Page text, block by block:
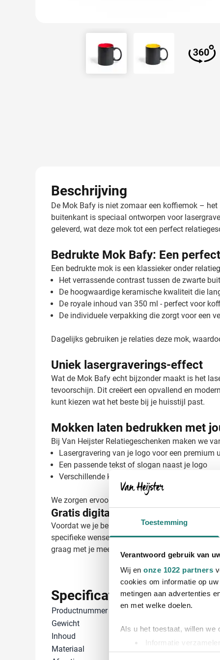
Toestemming
Verantwoord gebruik van
Wij en onze 1022 partners
cookies om informatie op
metingen aan advertenties
en met welke doelen.
Als u het toestaat, willen we
Informatie
Uw apparaat
Beschrijving
De Mok Bafy is niet zomaar een koffiemok –
buitenkant is speciaal ontworpen voor
geleverd, wat deze mok tot een perfect
Bedrukte Mok Bafy: Een
Een bedrukte mok is een klassieker onder
Het verrassende contrast tussen de zwarte
De hoogwaardige keramische kwaliteit die
De royale inhoud van 350 ml - perfect voor
De individuele verpakking die zorgt voor een
Dagelijks gebruiken je relaties deze mok,
Uniek lasergraverings-effect
Wat de Mok Bafy echt bijzonder maakt is het
tevoorschijn. Dit creëert een opvallend en
kunt kiezen wat het beste bij je huisstijl past.
Mokken laten bedrukken met
Bij Van Heijster Relatiegeschenken maken we
Lasergravering van je logo voor een premium
Een passende tekst of slogan naast je logo
Verschillende kleuren voor de binnenkant die
We zorgen ervoor dat je logo optimaal tot zijn
Gratis digitaal voorbeeld van je
Voordat we je bestelling in productie nemen,
specifieke wensen of vragen over het
graag met je mee om het perfecte resultaat te
Specificaties
Productnummer
25174
Gewicht
Inhoud
Materiaal